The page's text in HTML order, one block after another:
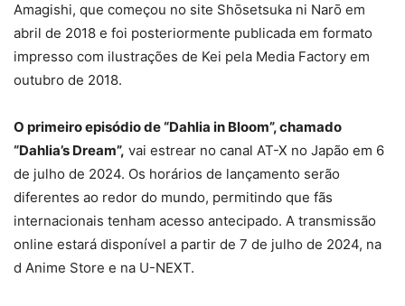
Amagishi, que começou no site Shōsetsuka ni Narō em
abril de 2018 e foi posteriormente publicada em formato
impresso com ilustrações de Kei pela Media Factory em
outubro de 2018.
O primeiro episódio de “Dahlia in Bloom”, chamado
“Dahlia’s Dream”, vai estrear no canal AT-X no Japão em 6
de julho de 2024. Os horários de lançamento serão
diferentes ao redor do mundo, permitindo que fãs
internacionais tenham acesso antecipado. A transmissão
online estará disponível a partir de 7 de julho de 2024, na
d Anime Store e na U-NEXT.